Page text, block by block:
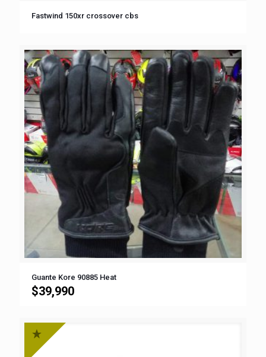
Fastwind 150xr crossover cbs
Guante Kore 90885 Heat
$39,990